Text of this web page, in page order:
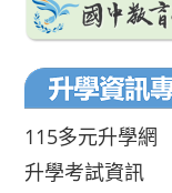
115多元升學網
升學考試資訊